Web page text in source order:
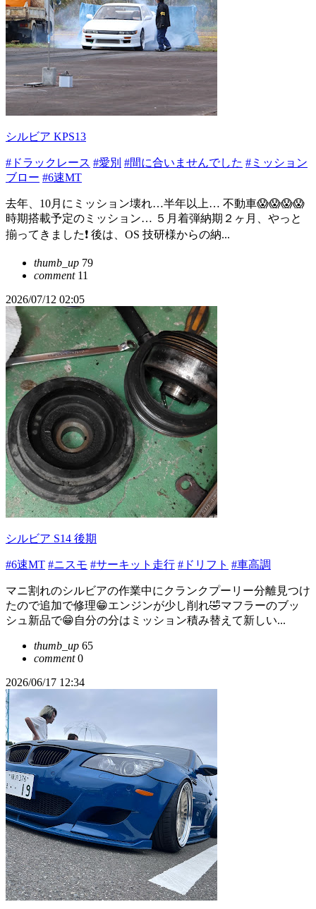
シルビア KPS13
#ドラックレース #愛別 #間に合いませんでした #ミッション
ブロー #6速MT
去年、10月にミッション壊れ…半年以上… 不動車😱😱😱😱
時期搭載予定のミッション… ５月着弾納期２ヶ月、やっと
揃ってきました❗ 後は、OS 技研様からの納...
thumb_up 79
comment11
2026/07/12 02:05
シルビア S14 後期
#6速MT #ニスモ #サーキット走行 #ドリフト #車高調
マニ割れのシルビアの作業中にクランクプーリー分離見つけ
たので追加で修理😁エンジンが少し削れ🤣マフラーのブッ
シュ新品で😁自分の分はミッション積み替えて新しい...
thumb_up 65
comment0
2026/06/17 12:34